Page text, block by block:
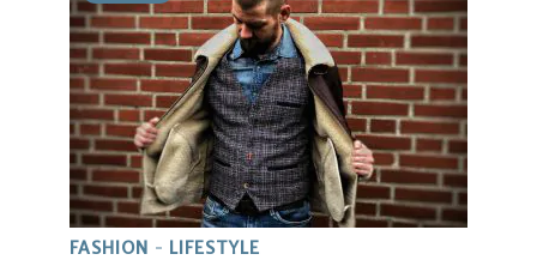
FASHION LIFESTYLE